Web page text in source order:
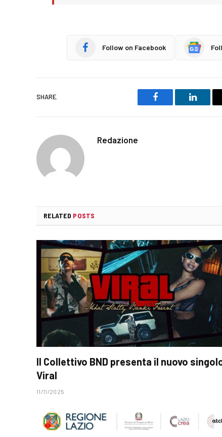
Follow on Facebook
SHARE.
Facebook
Redazione
RELATED POSTS
Il Collettivo BND presenta il nuovo
Viral
11/11/2025